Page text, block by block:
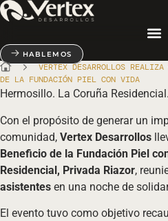
Ir
al
contenido
HABLEMOS
VERTEX DESARROLLOS
DE LA FUNDACIÓN PIEL CON VIDA
Hermosillo. La Coruña Residencial.
Con el propósito de generar un
comunidad, Vertex Desarrollos
Beneficio de la Fundación Piel
Residencial, Privada Riazor,
asistentes en una noche de
El evento tuvo como objetivo